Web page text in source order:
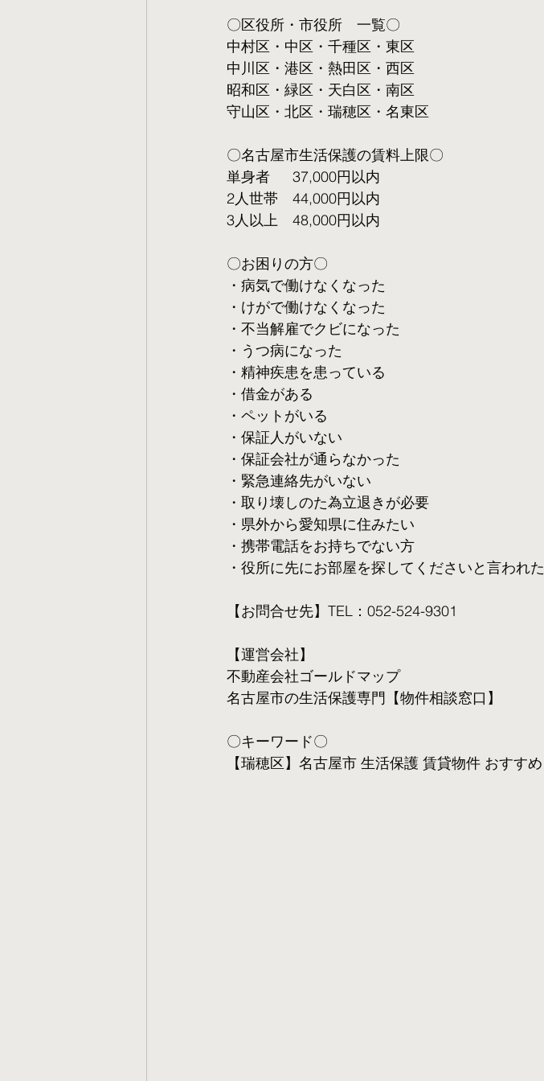
〇区役所・市役所　一覧〇
中村区・中区・千種区・東区
中川区・港区・熱田区・西区
昭和区・緑区・天白区・南区
守山区・北区・瑞穂区・名東区
〇名古屋市生活保護の賃料上限〇
単身者  　37,000円以内
2人世帯　44,000円以内
3人以上　48,000円以内
〇お困りの方〇
・病気で働けなくなった
・けがで働けなくなった
・不当解雇でクビになった
・うつ病になった
・精神疾患を患っている
・借金がある
・ペットがいる
・保証人がいない
・保証会社が通らなかった
・緊急連絡先がいない
・取り壊しのた為立退きが必要
・県外から愛知県に住みたい
・携帯電話をお持ちでない方
・役所に先にお部屋を探してくださいと言われた
【お問合せ先】TEL：052-524-9301
【運営会社】
不動産会社ゴールドマップ
名古屋市の生活保護専門【物件相談窓口】
〇キーワード〇
【瑞穂区】名古屋市 生活保護 賃貸物件 おすすめ